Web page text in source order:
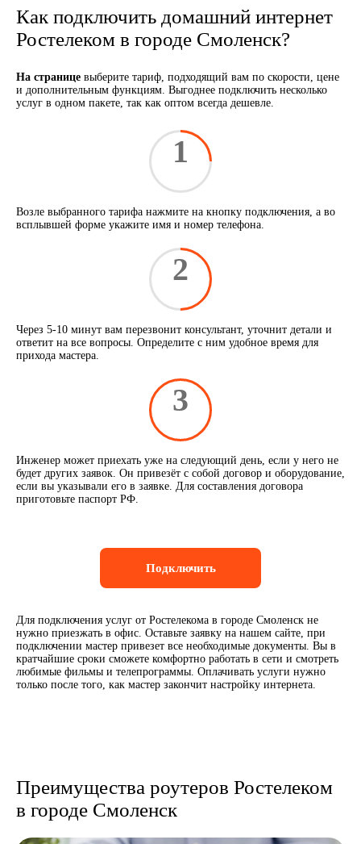
Как подключить домашний интернет
Ростелеком в городе Смоленск?
На странице выберите тариф, подходящий вам по скорости, цене
и дополнительным функциям. Выгоднее подключить несколько
услуг в одном пакете, так как оптом всегда дешевле.
1
Возле выбранного тарифа нажмите на кнопку подключения, а во
всплывшей форме укажите имя и номер телефона.
2
Через 5-10 минут вам перезвонит консультант, уточнит детали и
ответит на все вопросы. Определите с ним удобное время для
прихода мастера.
3
Инженер может приехать уже на следующий день, если у него не
будет других заявок. Он привезёт с собой договор и оборудование,
если вы указывали его в заявке. Для составления договора
приготовьте паспорт РФ.
Подключить
Для подключения услуг от Ростелекома в городе Смоленск не
нужно приезжать в офис. Оставьте заявку на нашем сайте, при
подключении мастер привезет все необходимые документы. Вы в
кратчайшие сроки сможете комфортно работать в сети и смотреть
любимые фильмы и телепрограммы. Оплачивать услуги нужно
только после того, как мастер закончит настройку интернета.
Преимущества роутеров Ростелеком
в городе Смоленск